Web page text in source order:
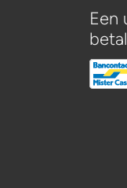
Een